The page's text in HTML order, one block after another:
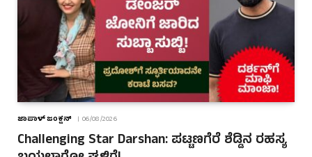
ಜಾಪಾಳ್ ಜಂಕ್ಷನ್ 06/08/2026
Challenging Star Darshan: ಪಟ್ಟಣಗೆರೆ ಶೆಡ್ಡಿನ ರಹಸ್ಯ